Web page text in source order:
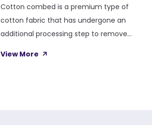
Cotton combed is a premium type of
cotton fabric that has undergone an
additional processing step to remove
View More